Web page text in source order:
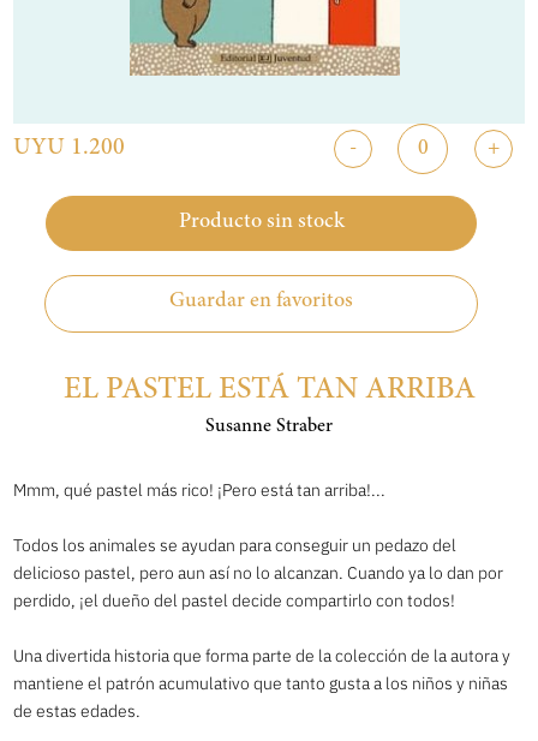
UYU 1.200 - +
Producto sin stock
Guardar en favoritos
EL PASTEL ESTÁ TAN ARRIBA
Susanne Straber
Mmm, qué pastel más rico! ¡Pero está tan arriba!...
Todos los animales se ayudan para conseguir un pedazo del
delicioso pastel, pero aun así no lo alcanzan. Cuando ya lo dan por
perdido, ¡el dueño del pastel decide compartirlo con todos!
Una divertida historia que forma parte de la colección de la autora y
mantiene el patrón acumulativo que tanto gusta a los niños y niñas
de estas edades.